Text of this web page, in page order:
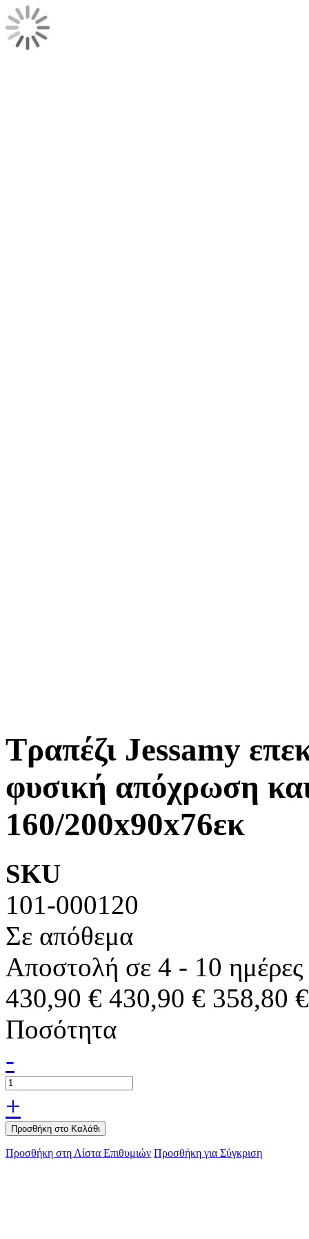
Τραπέζι Jessamy
φυσική απόχρωση
160/200x90x76εκ
SKU
101-000120
Σε απόθεμα
Αποστολή σε 4 - 10 ημέρες
430,90 € 430,90 € 358,80 €
Ποσότητα
-
+
Προσθήκη στο Καλάθι
Προσθήκη στη Λίστα Επιθυμιών Προσθήκη για Σύγκριση